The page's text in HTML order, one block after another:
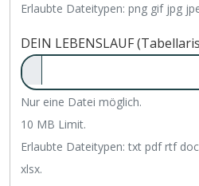
Erlaubte Dateitypen: png gif jpg
DEIN LEBENSLAUF
Nur eine Datei möglich.
10 MB Limit.
Erlaubte Dateitypen: txt pdf rtf
xlsx.